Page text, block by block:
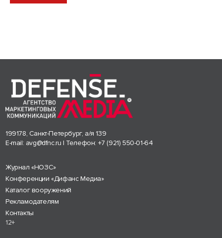
199178, Санкт-Петербург, а/я 139
E-mail: avg@dfnc.ru | Телефон: +7 (921) 550-01-64
Журнал «НОЗС»
Конференции «Дифанс Медиа»
Каталог вооружений
Рекламодателям
Контакты
12+